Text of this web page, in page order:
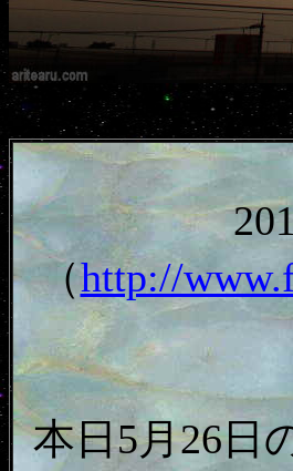
（http://
本日5月26日